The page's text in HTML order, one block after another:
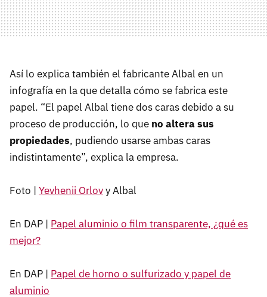
Así lo explica también el fabricante Albal en un
infografía en la que detalla cómo se fabrica este
papel. “El papel Albal tiene dos caras debido a su
proceso de producción, lo que no altera sus
propiedades, pudiendo usarse ambas caras
indistintamente”, explica la empresa.
Foto | Yevhenii Orlovy Albal
En DAP | Papel aluminio o film transparente, ¿qué es
mejor?
En DAP | Papel de horno o sulfurizado y papel de
aluminio